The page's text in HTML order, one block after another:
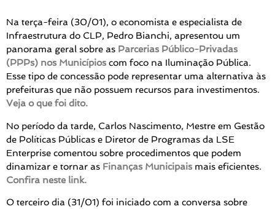
Na terça-feira (30/01), o economista e especialista de
Infraestrutura do CLP, Pedro Bianchi, apresentou um
panorama geral sobre as Parcerias Público-Privadas
(PPPs) nos Municípioscom foco na Iluminação Pública.
Esse tipo de concessão pode representar uma alternativa às
prefeituras que não possuem recursos para investimentos.
Veja o que foi dito.
No período da tarde, Carlos Nascimento, Mestre em Gestão
de Políticas Públicas e Diretor de Programas da LSE
Enterprise comentou sobre procedimentos que podem
dinamizar e tornar as Finanças Municipaismais eficientes.
Confira neste link.
O terceiro dia (31/01) foi iniciado com a conversa sobre